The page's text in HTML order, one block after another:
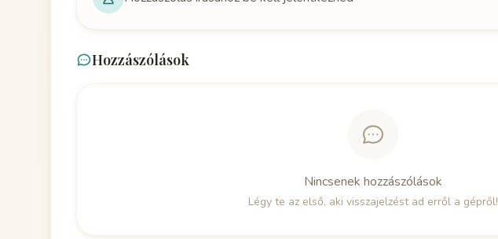
Hozzászólások
Nincsenek hozzászólások
Légy te az első, aki visszajelzést ad erről a gépről!